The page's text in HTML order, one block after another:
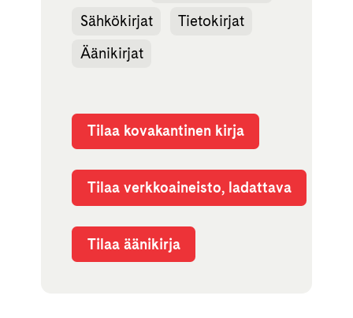
Sähkökirjat
Tietokirjat
Äänikirjat
Tilaa kovakantinen kirja
Tilaa verkkoaineisto, ladattava
Tilaa äänikirja